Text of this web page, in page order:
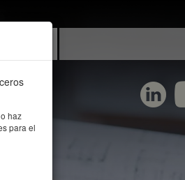
haz
para el